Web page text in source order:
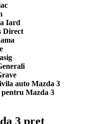
Iard
Direct
auto Mazda 3
Mazda 3
3 pret